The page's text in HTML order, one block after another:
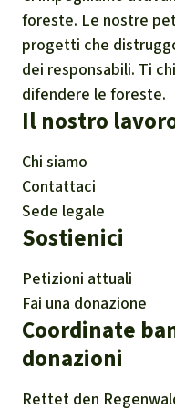
de-indigena/
X (ex Twitter),
https://
Articulação dos
APIB, 21.1.2024.
hãe é assassinada
fazendeiros e PMs
povo-pataxo-ha-
durante-ataque-
retomada-na-bahia/
foreste. Le nostre
progetti che
dei responsabili. Ti
difendere le foreste.
Il nostro
Chi siamo
Contattaci
Sede legale
Sostienici
Petizioni attuali
Fai una donazione
Coordinate
donazioni
Rettet den